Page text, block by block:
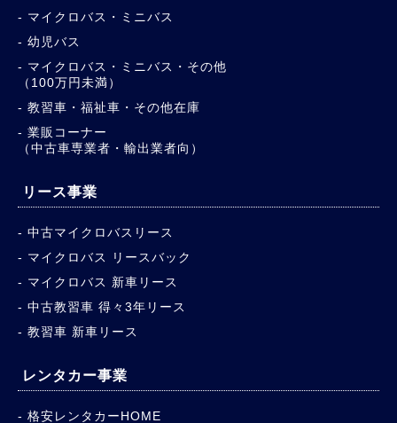
マイクロバス・ミニバス
幼児バス
マイクロバス・ミニバス・その他
（100万円未満）
教習車・福祉車・その他在庫
業販コーナー
（中古車専業者・輸出業者向）
リース事業
中古マイクロバスリース
マイクロバス リースバック
マイクロバス 新車リース
中古教習車 得々3年リース
教習車 新車リース
レンタカー事業
格安レンタカーHOME